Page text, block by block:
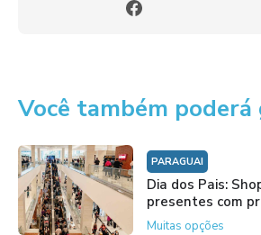
Você também
PARAGUAI
Dia dos Pais:
presentes com
Muitas opções